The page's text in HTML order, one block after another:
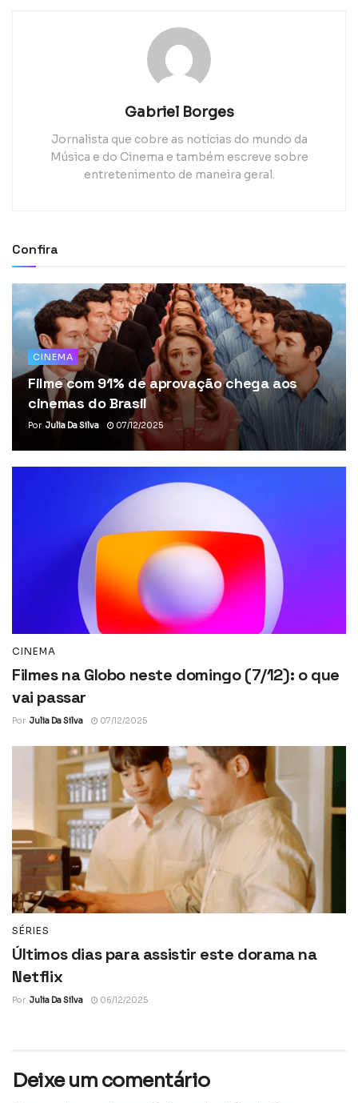
Gabriel Borges
Jornalista que cobre as notícias do mundo da
Música e do Cinema e também escreve sobre
entretenimento de maneira geral.
Confira
CINEMA
Filme com 91% de aprovação chega aos
cinemas do Brasil
Por Julia Da Silva 07/12/2025
CINEMA
Filmes na Globo neste domingo (7/12): o que
vai passar
Por Julia Da Silva 07/12/2025
SÉRIES
Últimos dias para assistir este dorama na
Netflix
Por Julia Da Silva 06/12/2025
Deixe um comentário